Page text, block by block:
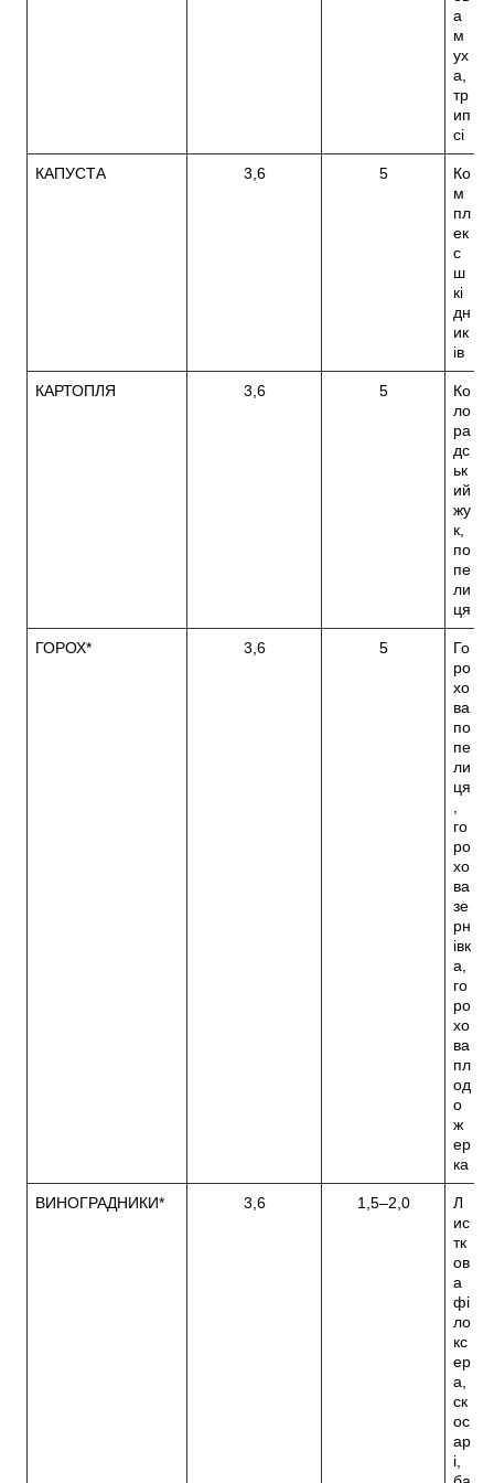
а
м
ух
а,
тр
ип
сі
КАПУСТА 3,6 5
Ко
м
пл
ек
с
ш
кі
дн
ик
ів
КАРТОПЛЯ 3,6 5
Ко
ло
ра
дс
ьк
ий
жу
к,
по
пе
ли
ця
ГОРОХ* 3,6 5
Го
ро
хо
ва
по
пе
ли
ця
го
ро
хо
ва
зе
рн
івк
а,
го
ро
хо
ва
пл
од
о
ж
ер
ка
ВИНОГРАДНИКИ* 3,6 1,5–2,0
Л
ис
тк
ов
а
фі
ло
кс
ер
а,
ск
ос
ар
і,